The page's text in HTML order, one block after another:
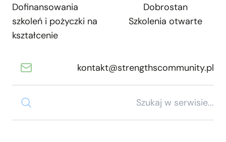
Dofinansowania
szkoleń i pożyczki na
kształcenie
Dobrostan
Szkolenia otwarte
kontakt@strengthscommunity.pl